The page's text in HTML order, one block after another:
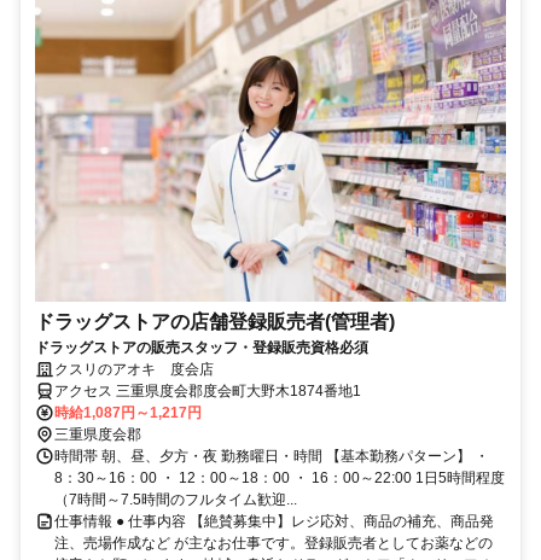
ドラッグストアの店舗登録販売者(管理者)
ドラッグストアの販売スタッフ・登録販売資格必須
クスリのアオキ 度会店
アクセス 三重県度会郡度会町大野木1874番地1
時給1,087円～1,217円
三重県度会郡
時間帯 朝、昼、夕方・夜 勤務曜日・時間 【基本勤務パターン】 ・
8：30～16：00 ・ 12：00～18：00 ・ 16：00～22:00 1日5時間程度
（7時間～7.5時間のフルタイム歓迎...
仕事情報 ● 仕事内容 【絶賛募集中】レジ応対、商品の補充、商品発
注、売場作成など が主なお仕事です。登録販売者としてお薬などの